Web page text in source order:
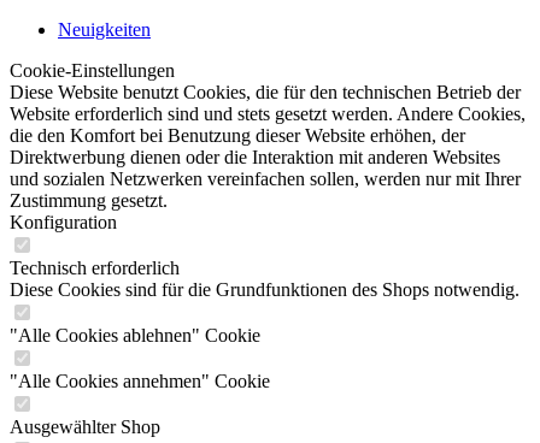
Neuigkeiten
Cookie-Einstellungen
Diese Website benutzt Cookies, die für den technischen Betrieb der
Website erforderlich sind und stets gesetzt werden. Andere Cookies,
die den Komfort bei Benutzung dieser Website erhöhen, der
Direktwerbung dienen oder die Interaktion mit anderen Websites
und sozialen Netzwerken vereinfachen sollen, werden nur mit Ihrer
Zustimmung gesetzt.
Konfiguration
Technisch erforderlich
Diese Cookies sind für die Grundfunktionen des Shops notwendig.
"Alle Cookies ablehnen" Cookie
"Alle Cookies annehmen" Cookie
Ausgewählter Shop